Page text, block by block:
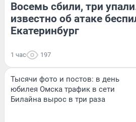
Восемь сбили, три
известно об атаке
Екатеринбург
1 час 197
Тысячи фото и постов: в день
юбилея Омска трафик в сети
Билайна вырос в три раза